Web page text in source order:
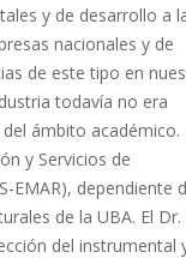
y de desarrollo a
nacionales y de
de este tipo en
todavía no era
ámbito académico.
y Servicios de
EMAR), dependiente
de la UBA. El Dr.
del instrumental